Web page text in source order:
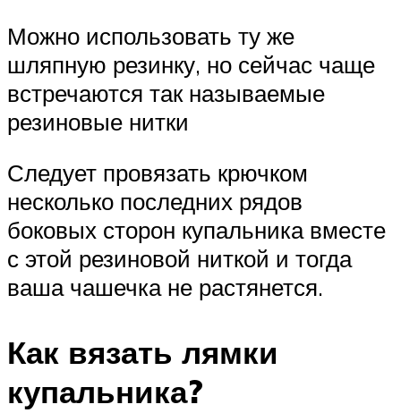
Можно использовать ту же
шляпную резинку, но сейчас чаще
встречаются так называемые
резиновые нитки
Следует провязать крючком
несколько последних рядов
боковых сторон купальника вместе
с этой резиновой ниткой и тогда
ваша чашечка не растянется.
Как вязать лямки
купальника?